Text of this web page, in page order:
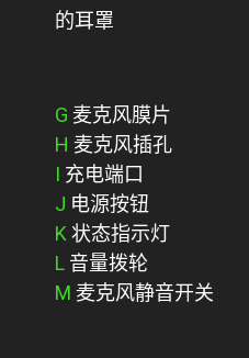
的耳罩
G 麦克风膜片
H 麦克风插孔
I 充电端口
J 电源按钮
K 状态指示灯
L 音量拨轮
M 麦克风静音开关